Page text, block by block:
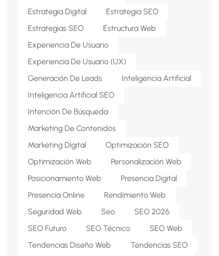
Estrategia Digital
Estrategia SEO
Estrategias SEO
Estructura Web
Experiencia De Usuario
Experiencia De Usuario (UX)
Generación De Leads
Inteligencia Artificial
Inteligencia Artificial SEO
Intención De Búsqueda
Marketing De Contenidos
Marketing Digital
Optimización SEO
Optimización Web
Personalización Web
Posicionamiento Web
Presencia Digital
Presencia Online
Rendimiento Web
Seguridad Web
Seo
SEO 2026
SEO Futuro
SEO Técnico
SEO Web
Tendencias Diseño Web
Tendencias SEO